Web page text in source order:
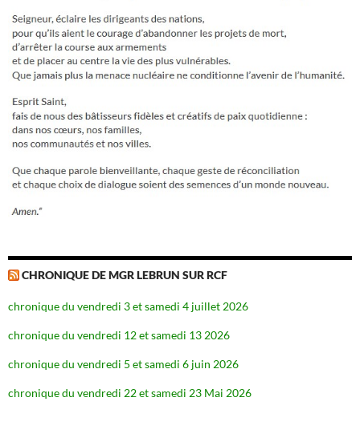
CHRONIQUE DE MGR LEBRUN SUR RCF
chronique du vendredi 3 et samedi 4 juillet 2026
chronique du vendredi 12 et samedi 13 2026
chronique du vendredi 5 et samedi 6 juin 2026
chronique du vendredi 22 et samedi 23 Mai 2026